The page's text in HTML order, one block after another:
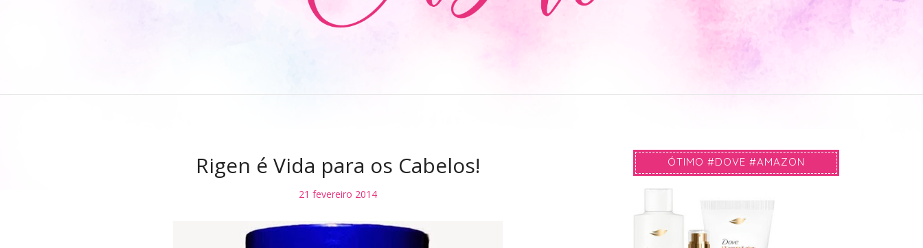
Rigen é Vida para os Cabelos!
21 fevereiro 2014
ÓTIMO #DOVE #AMAZON